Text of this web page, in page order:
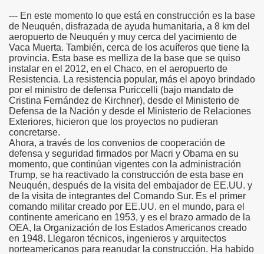
--- En este momento lo que está en construcción es la base
de Neuquén, disfrazada de ayuda humanitaria, a 8 km del
aeropuerto de Neuquén y muy cerca del yacimiento de
Vaca Muerta. También, cerca de los acuíferos que tiene la
provincia. Esta base es melliza de la base que se quiso
instalar en el 2012, en el Chaco, en el aeropuerto de
Resistencia. La resistencia popular, más el apoyo brindado
por el ministro de defensa Puriccelli (bajo mandato de
Cristina Fernández de Kirchner), desde el Ministerio de
Defensa de la Nación y desde el Ministerio de Relaciones
Exteriores, hicieron que los proyectos no pudieran
concretarse.
Ahora, a través de los convenios de cooperación de
defensa y seguridad firmados por Macri y Obama en su
momento, que continúan vigentes con la administración
Trump, se ha reactivado la construcción de esta base en
Neuquén, después de la visita del embajador de EE.UU. y
de la visita de integrantes del Comando Sur. Es el primer
comando militar creado por EE.UU. en el mundo, para el
continente americano en 1953, y es el brazo armado de la
OEA, la Organización de los Estados Americanos creado
en 1948. Llegaron técnicos, ingenieros y arquitectos
norteamericanos para reanudar la construcción. Ha habido